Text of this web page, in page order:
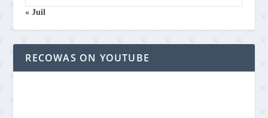
« Juil
RECOWAS ON YOUTUBE